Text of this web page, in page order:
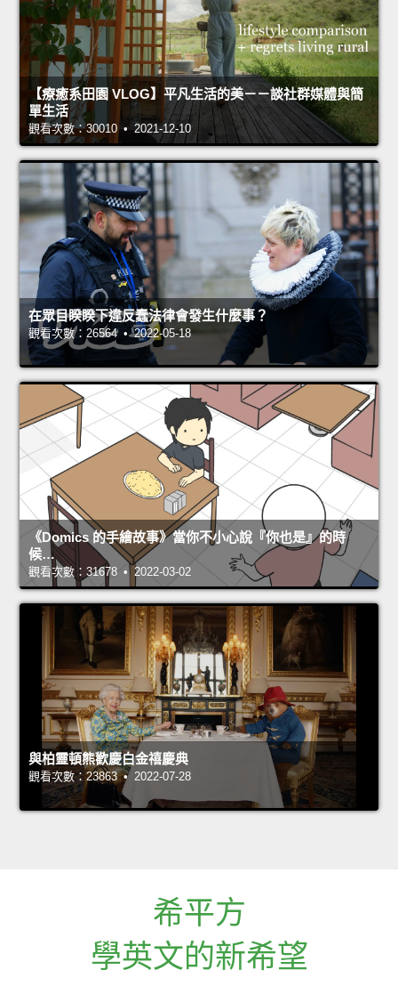
【療癒系田園 VLOG】平凡生活的美－－談社群媒體與簡
單生活
觀看次數：30010 • 2021-12-10
在眾目睽睽下違反蠢法律會發生什麼事？
觀看次數：26564 • 2022-05-18
《Domics 的手繪故事》當你不小心說『你也是』的時
候…
觀看次數：31678 • 2022-03-02
與柏靈頓熊歡慶白金禧慶典
觀看次數：23863 • 2022-07-28
希平方
學英文的新希望